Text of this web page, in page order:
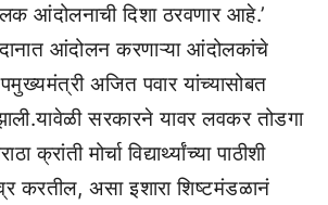
आंदोलनाची दिशा ठरवणार आहे.’
आंदोलन करणाऱ्या आंदोलकांचे
अजित पवार यांच्यासोबत
सरकारने यावर लवकर तोडगा
क्रांती मोर्चा विद्यार्थ्यांच्या पाठीशी
करतील, असा इशारा शिष्टमंडळानं